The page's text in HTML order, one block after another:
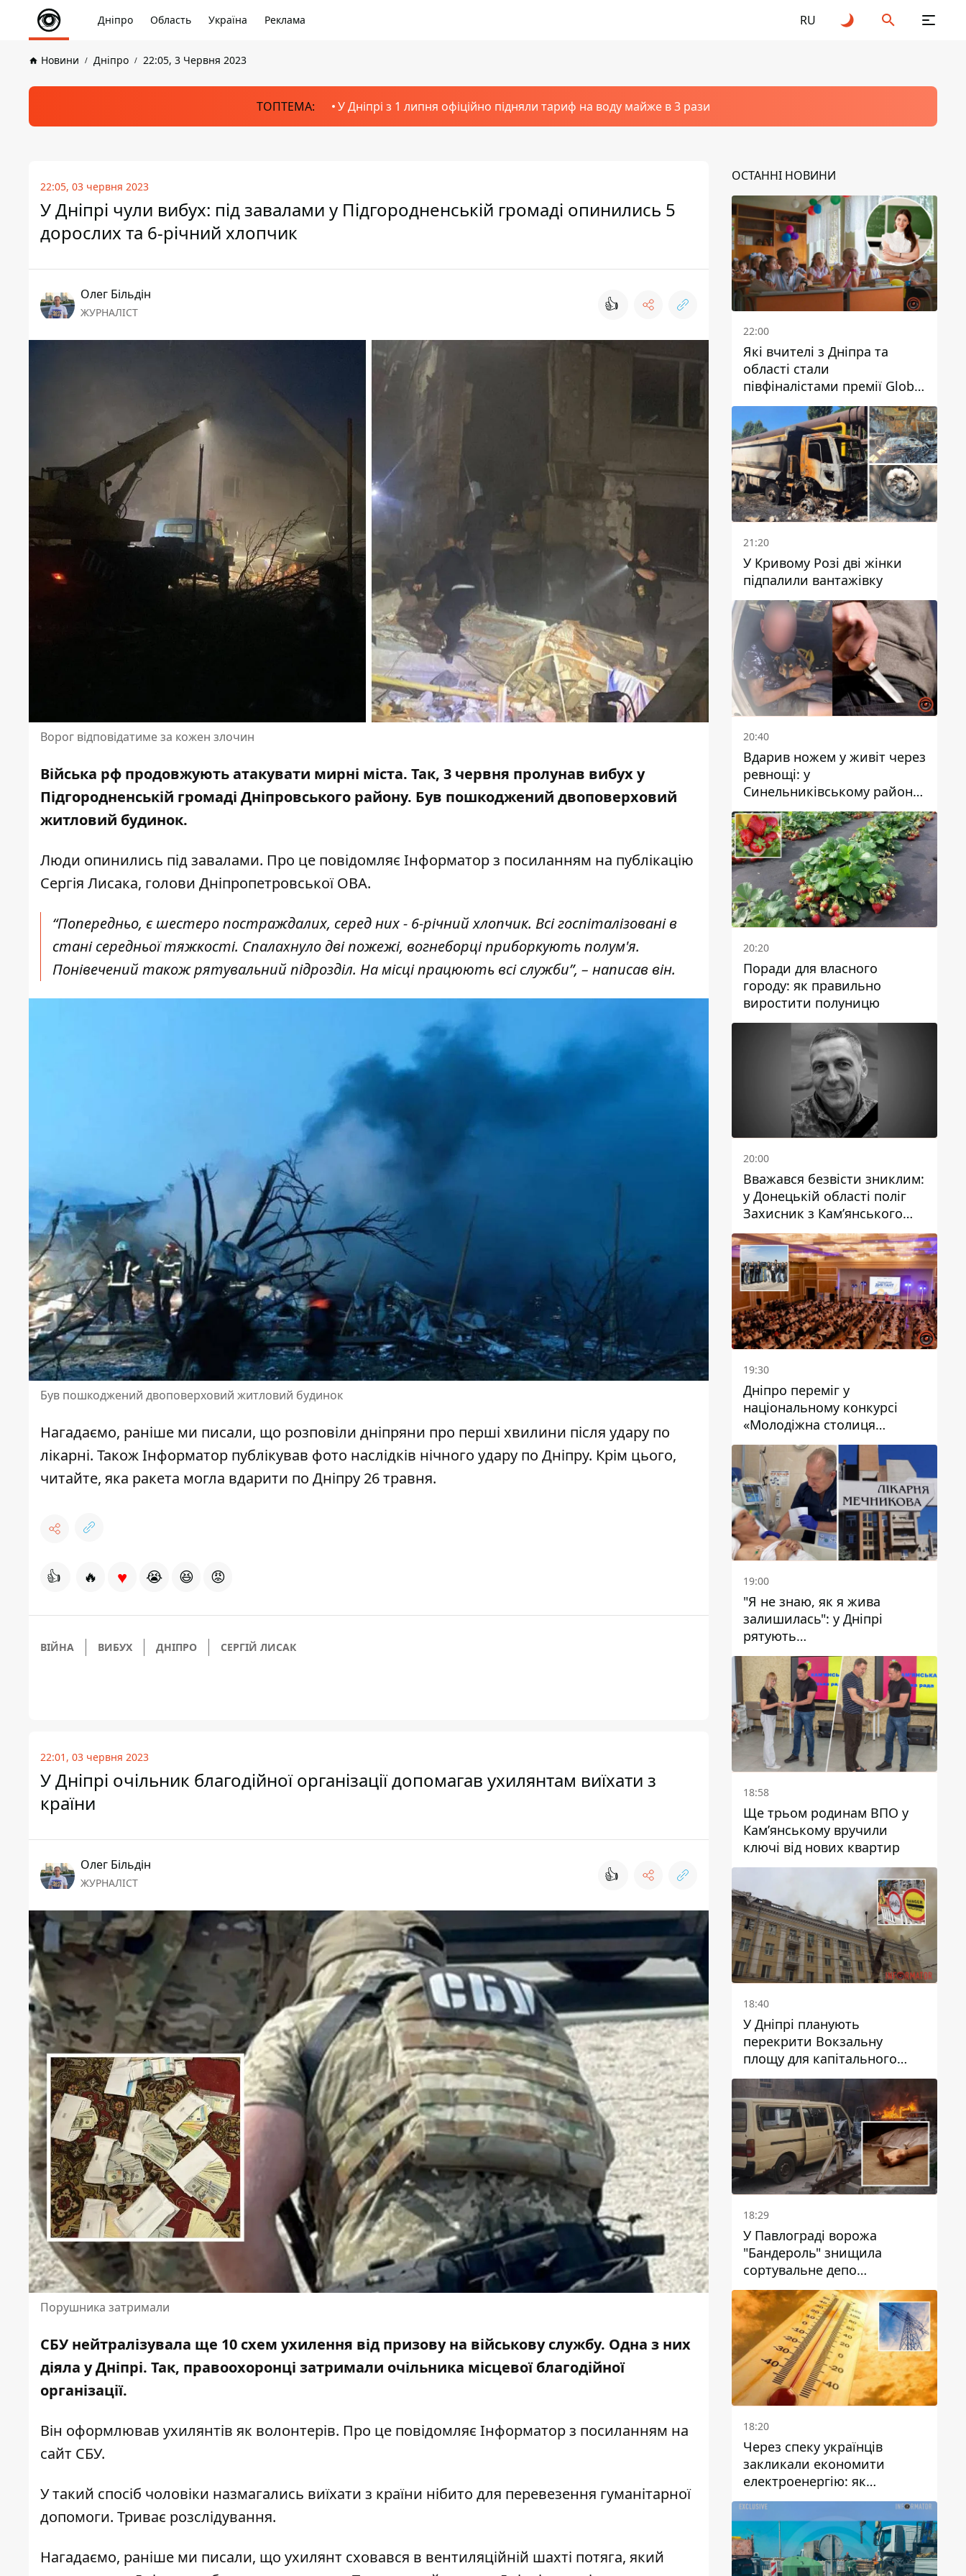
Дніпро Область Україна Реклама RU
Новини Дніпро 22:05, 3 Червня 2023
ТОПТЕМА: У Дніпрі з 1 липня офіційно підняли тариф на воду майже в 3 рази
22:05, 03 червня 2023
У Дніпрі чули вибух: під завалами у Підгородненській громаді опинились 5
дорослих та 6-річний хлопчик
Олег Більдін
ЖУРНАЛІСТ 👍
Ворог відповідатиме за кожен злочин
Війська рф продовжують атакувати мирні міста. Так, 3 червня пролунав вибуху
Підгородненській громаді Дніпровського району. Був пошкоджений двоповерховий
житловий будинок.
Люди опинились під завалами. Про це повідомляє Інформатор з посиланням на публікацію
Сергія Лисака, голови Дніпропетровської ОВА.
“Попередньо, є шестеро постраждалих, серед них - 6-річний хлопчик. Всі госпіталізовані в
стані середньої тяжкості. Спалахнуло дві пожежі, вогнеборці приборкують полум'я.
Понівечений також рятувальний підрозділ. На місці працюють всі служби”, – написав він.
Був пошкоджений двоповерховий житловий будинок
Нагадаємо, раніше ми писали, що розповіли дніпряни про перші хвилини після удару по
лікарні. Також Інформатор публікував фото наслідків нічного удару по Дніпру. Крім цього,
читайте, яка ракета могла вдарити по Дніпру 26 травня.
👍 🔥 ♥ 😭 😆 😡
ВІЙНА ВИБУХ ДНІПРО СЕРГІЙ ЛИСАК
22:01, 03 червня 2023
У Дніпрі очільник благодійної організації допомагав ухилянтам виїхати з
країни
Олег Більдін
ЖУРНАЛІСТ 👍
Порушника затримали
СБУ нейтралізувала ще 10 схем ухилення від призову на військову службу. Одна з них
діяла у Дніпрі. Так, правоохоронці затримали очільника місцевої благодійної
організації.
Він оформлював ухилянтів як волонтерів. Про це повідомляє Інформатор з посиланням на
сайт СБУ.
У такий спосіб чоловіки назмагались виїхати з країни нібито для перевезення гуманітарної
допомоги. Триває розслідування.
Нагадаємо, раніше ми писали, що ухилянт сховався в вентиляційній шахті потяга, який
ОСТАННІ НОВИНИ
22:00
Які вчителі з Дніпра та
області стали
півфіналістами премії Global
Teacher Prize Ukraine 2026
21:20
У Кривому Розі дві жінки
підпалили вантажівку
20:40
Вдарив ножем у живіт через
ревнощі: у
Синельниківському районі
затримали 49-річного
чоловіка за вбивство
20:20
Поради для власного
городу: як правильно
виростити полуницю
20:00
Вважався безвісти зниклим:
у Донецькій області поліг
Захисник з Кам’янського
Антон Красовський
19:30
Дніпро переміг у
національному конкурсі
«Молодіжна столиця
України – 2026»
19:00
"Я не знаю, як я жива
залишилась": у Дніпрі
рятують
військовослужбовицю та
мати чотирьох дітей, яку
поранив КАБ
18:58
Ще трьом родинам ВПО у
Кам’янському вручили
ключі від нових квартир
18:40
У Дніпрі планують
перекрити Вокзальну
площу для капітального
ремонту будинку, в який
влучила ворожа ракета: які
терміни
18:29
У Павлограді ворожа
"Бандероль" знищила
сортувальне депо
"Укрпошти" та вбила двох
працівниць
18:20
Через спеку українців
закликали економити
електроенергію: як
уникнути перевантаження
мереж